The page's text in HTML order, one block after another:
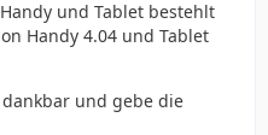
und Tablet bestehlt
Handy 4.04 und Tablet
und gebe die